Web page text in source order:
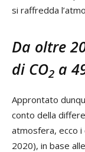
si raffredda
Da oltre
di CO2 a
Approntato
conto della
atmosfera, ecco i
2020), in base